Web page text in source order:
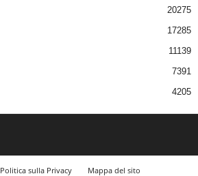
20275
17285
11139
7391
4205
Politica sulla Privacy Mappa del sito